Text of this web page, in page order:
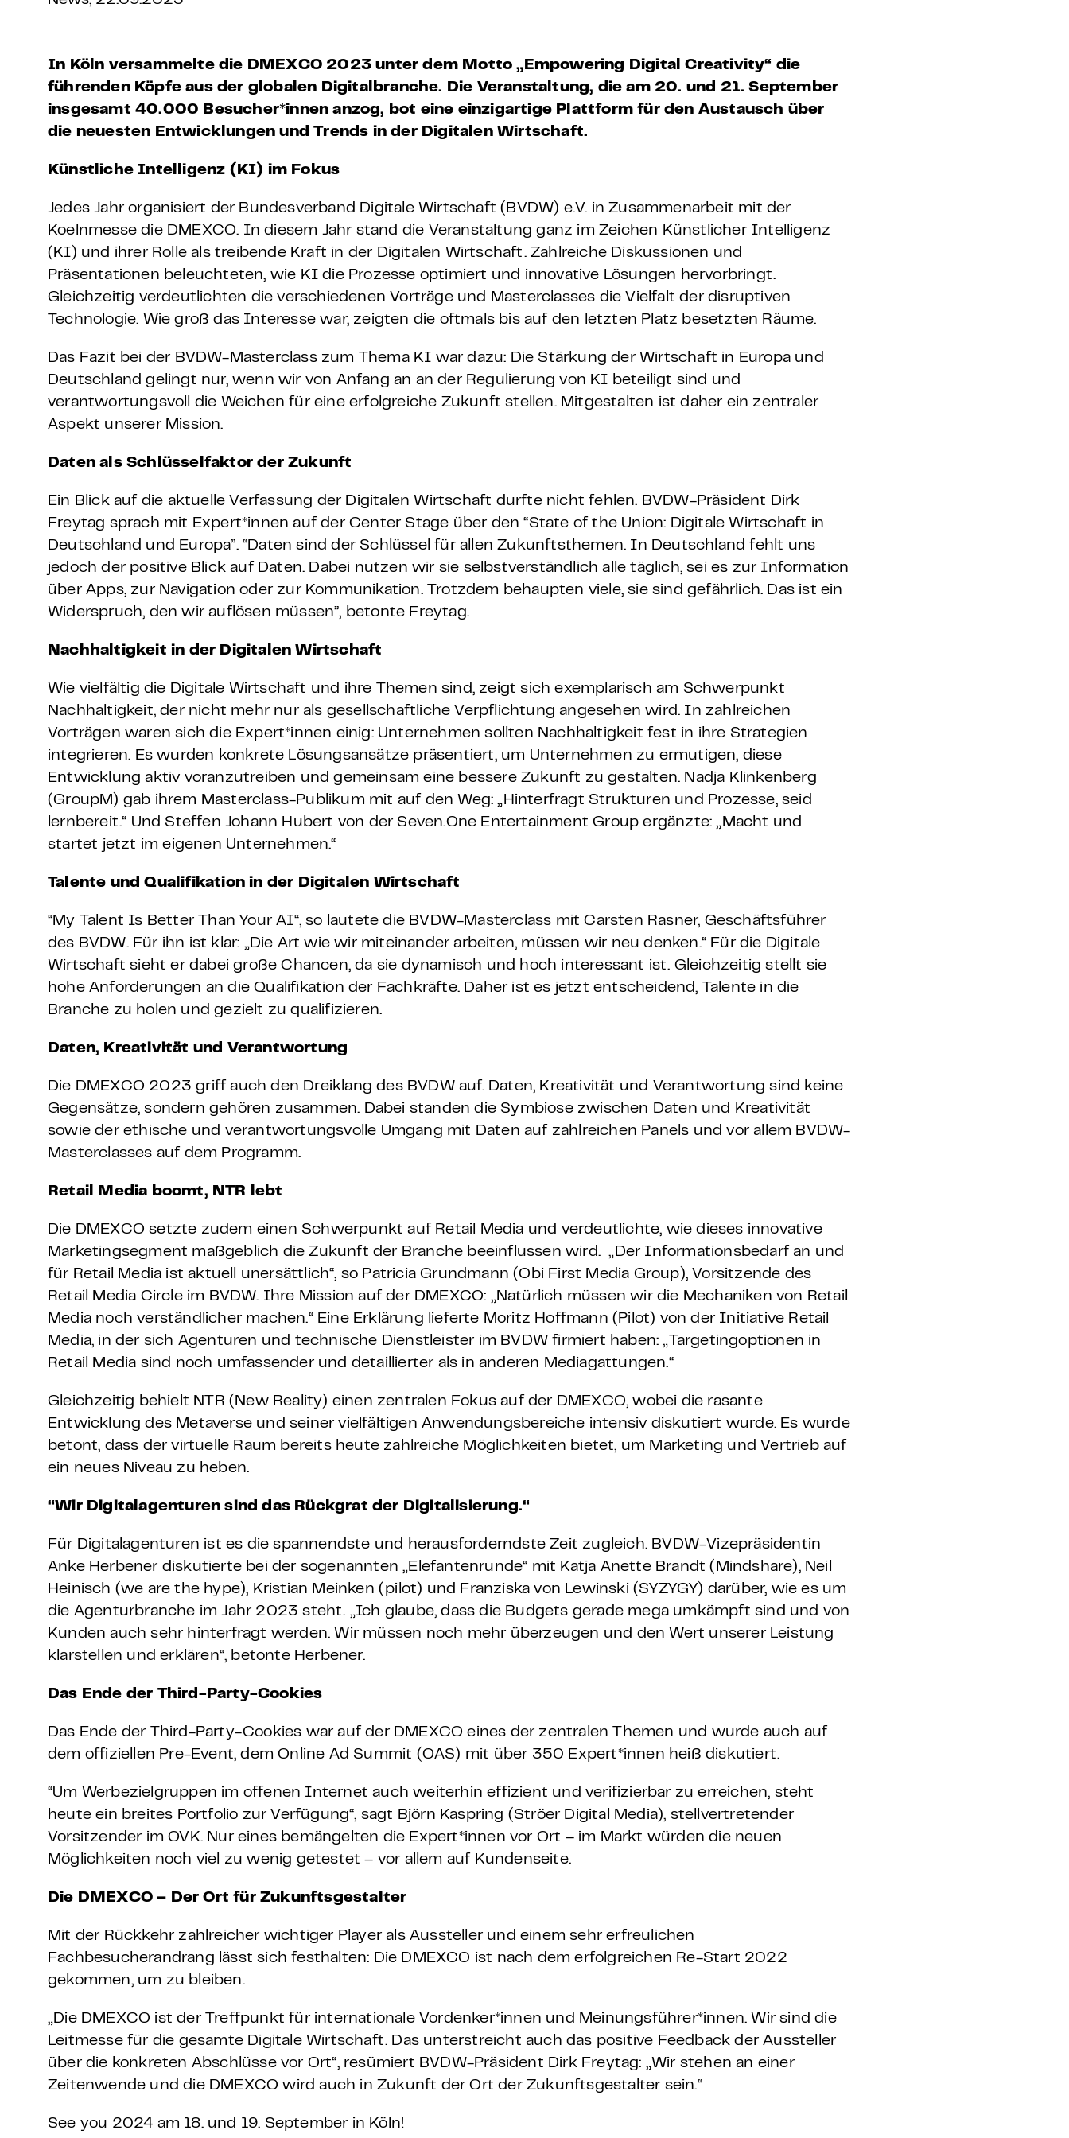
Weitere
Product Design Bootcamp
In Köln versammelte die DMEXCO 2023 unter dem Motto „Empowering Digital Creativity“ die
führenden Köpfe aus der globalen Digitalbranche.
Die Veranstaltung, die am 20. und 21. September
insgesamt 40.000 Besucher*innen anzog, bot eine einzigartige Plattform für den Austausch über
die neuesten Entwicklungen und Trends in der Digitalen Wirtschaft.
Künstliche Intelligenz (KI) im Fokus
Jedes Jahr organisiert der Bundesverband Digitale Wirtschaft (BVDW) e.V. in Zusammenarbeit mit der
Koelnmesse die DMEXCO. In diesem Jahr stand die Veranstaltung ganz im Zeichen Künstlicher Intelligenz
(KI) und ihrer Rolle als treibende Kraft in der Digitalen Wirtschaft. Zahlreiche Diskussionen und
Präsentationen beleuchteten, wie KI die Prozesse optimiert und innovative Lösungen hervorbringt.
Gleichzeitig verdeutlichten die verschiedenen Vorträge und Masterclasses die Vielfalt der disruptiven
Technologie. Wie groß das Interesse war, zeigten die oftmals bis auf den letzten Platz besetzten Räume.
Das Fazit bei der BVDW-Masterclass zum Thema KI war dazu: Die Stärkung der Wirtschaft in Europa und
Deutschland gelingt nur, wenn wir von Anfang an an der Regulierung von KI beteiligt sind und
verantwortungsvoll die Weichen für eine erfolgreiche Zukunft stellen. Mitgestalten ist daher ein zentraler
Aspekt unserer Mission.
Daten als Schlüsselfaktor der Zukunft
Ein Blick auf die aktuelle Verfassung der Digitalen Wirtschaft durfte nicht fehlen. BVDW-Präsident Dirk
Freytag sprach mit Expert*innen auf der Center Stage über den “State of the Union: Digitale Wirtschaft in
Deutschland und Europa”. “Daten sind der Schlüssel für allen Zukunftsthemen. In Deutschland fehlt uns
jedoch der positive Blick auf Daten. Dabei nutzen wir sie selbstverständlich alle täglich, sei es zur Information
über Apps, zur Navigation oder zur Kommunikation. Trotzdem behaupten viele, sie sind gefährlich. Das ist ein
Widerspruch, den wir auflösen müssen”, betonte Freytag.
Nachhaltigkeit in der Digitalen Wirtschaft
Wie vielfältig die Digitale Wirtschaft und ihre Themen sind, zeigt sich exemplarisch am Schwerpunkt
Nachhaltigkeit, der nicht mehr nur als gesellschaftliche Verpflichtung angesehen wird. In zahlreichen
Vorträgen waren sich die Expert*innen einig: Unternehmen sollten Nachhaltigkeit fest in ihre Strategien
integrieren. Es wurden konkrete Lösungsansätze präsentiert, um Unternehmen zu ermutigen, diese
Entwicklung aktiv voranzutreiben und gemeinsam eine bessere Zukunft zu gestalten. Nadja Klinkenberg
(GroupM) gab ihrem Masterclass-Publikum mit auf den Weg: „Hinterfragt Strukturen und Prozesse, seid
lernbereit.“ Und Steffen Johann Hubert von der Seven.One Entertainment Group ergänzte: „Macht und
startet jetzt im eigenen Unternehmen.“
Talente und Qualifikation in der Digitalen Wirtschaft
“My Talent Is Better Than Your AI“, so lautete die BVDW-Masterclass mit Carsten Rasner, Geschäftsführer
des BVDW. Für ihn ist klar: „Die Art wie wir miteinander arbeiten, müssen wir neu denken.“ Für die Digitale
Wirtschaft sieht er dabei große Chancen, da sie dynamisch und hoch interessant ist. Gleichzeitig stellt sie
hohe Anforderungen an die Qualifikation der Fachkräfte. Daher ist es jetzt entscheidend, Talente in die
Branche zu holen und gezielt zu qualifizieren.
Daten, Kreativität und Verantwortung
Die DMEXCO 2023 griff auch den Dreiklang des BVDW auf. Daten, Kreativität und Verantwortung sind keine
Gegensätze, sondern gehören zusammen. Dabei standen die Symbiose zwischen Daten und Kreativität
sowie der ethische und verantwortungsvolle Umgang mit Daten auf zahlreichen Panels und vor allem BVDW-
Masterclasses auf dem Programm.
Retail Media boomt, NTR lebt
Die DMEXCO setzte zudem einen Schwerpunkt auf Retail Media und verdeutlichte, wie dieses innovative
Marketingsegment maßgeblich die Zukunft der Branche beeinflussen wird. „Der Informationsbedarf an und
für Retail Media ist aktuell unersättlich“, so Patricia Grundmann (Obi First Media Group), Vorsitzende des
Retail Media Circle im BVDW. Ihre Mission auf der DMEXCO: „Natürlich müssen wir die Mechaniken von Retail
Media noch verständlicher machen.“ Eine Erklärung lieferte Moritz Hoffmann (Pilot) von der Initiative Retail
Media, in der sich Agenturen und technische Dienstleister im BVDW firmiert haben: „Targetingoptionen in
Retail Media sind noch umfassender und detaillierter als in anderen Mediagattungen.“
Gleichzeitig behielt NTR (New Reality) einen zentralen Fokus auf der DMEXCO, wobei die rasante
Entwicklung des Metaverse und seiner vielfältigen Anwendungsbereiche intensiv diskutiert wurde. Es wurde
betont, dass der virtuelle Raum bereits heute zahlreiche Möglichkeiten bietet, um Marketing und Vertrieb auf
ein neues Niveau zu heben.
“Wir Digitalagenturen sind das Rückgrat der Digitalisierung.“
Für Digitalagenturen ist es die spannendste und herausforderndste Zeit zugleich. BVDW-Vizepräsidentin
Anke Herbener diskutierte bei der sogenannten „Elefantenrunde“ mit Katja Anette Brandt (Mindshare), Neil
Heinisch (we are the hype), Kristian Meinken (pilot) und Franziska von Lewinski (SYZYGY) darüber, wie es um
die Agenturbranche im Jahr 2023 steht. „Ich glaube, dass die Budgets gerade mega umkämpft sind und von
Kunden auch sehr hinterfragt werden. Wir müssen noch mehr überzeugen und den Wert unserer Leistung
klarstellen und erklären“, betonte Herbener.
Das Ende der Third-Party-Cookies
Das Ende der Third-Party-Cookies war auf der DMEXCO eines der zentralen Themen und wurde auch auf
dem offiziellen Pre-Event, dem Online Ad Summit (OAS) mit über 350 Expert*innen heiß diskutiert.
“Um Werbezielgruppen im offenen Internet auch weiterhin effizient und verifizierbar zu erreichen, steht
heute ein breites Portfolio zur Verfügung“, sagt Björn Kaspring (Ströer Digital Media), stellvertretender
Vorsitzender im OVK. Nur eines bemängelten die Expert*innen vor Ort – im Markt würden die neuen
Möglichkeiten noch viel zu wenig getestet – vor allem auf Kundenseite.
Die DMEXCO – Der Ort für Zukunftsgestalter
Mit der Rückkehr zahlreicher wichtiger Player als Aussteller und einem sehr erfreulichen
Fachbesucherandrang lässt sich festhalten: Die DMEXCO ist nach dem erfolgreichen Re-Start 2022
gekommen, um zu bleiben.
„Die DMEXCO ist der Treffpunkt für internationale Vordenker*innen und Meinungsführer*innen. Wir sind die
Leitmesse für die gesamte Digitale Wirtschaft. Das unterstreicht auch das positive Feedback der Aussteller
über die konkreten Abschlüsse vor Ort“, resümiert BVDW-Präsident Dirk Freytag: „Wir stehen an einer
Zeitenwende und die DMEXCO wird auch in Zukunft der Ort der Zukunftsgestalter sein.“
See you 2024 am 18. und 19. September in Köln!